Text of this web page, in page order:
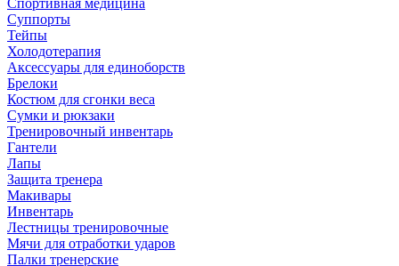
Спортивная медицина
Суппорты
Тейпы
Холодотерапия
Аксессуары для единоборств
Брелоки
Костюм для сгонки веса
Сумки и рюкзаки
Тренировочный инвентарь
Гантели
Лапы
Защита тренера
Макивары
Инвентарь
Лестницы тренировочные
Мячи для отработки ударов
Палки тренерские